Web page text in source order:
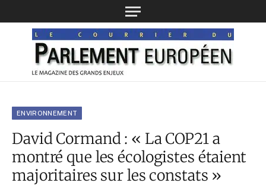
ENVIRONNEMENT
David Cormand : « La COP21 a
montré que les écologistes étaient
majoritaires sur les constats »